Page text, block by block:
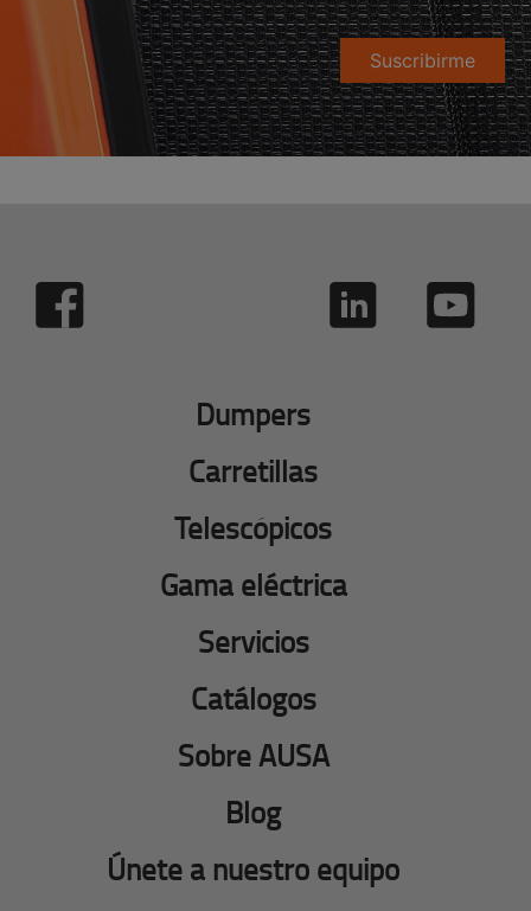
Suscribirme
Dumpers
Carretillas
Telescópicos
Gama eléctrica
Servicios
Catálogos
Sobre AUSA
Blog
Únete a nuestro equipo